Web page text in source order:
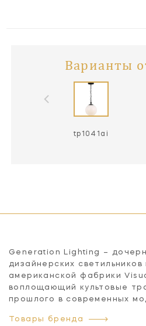
Варианты
tp1041ai
Generation Lighting –
дизайнерских
американской фабрики
воплощающий культовые
прошлого в современных
Товары бренда